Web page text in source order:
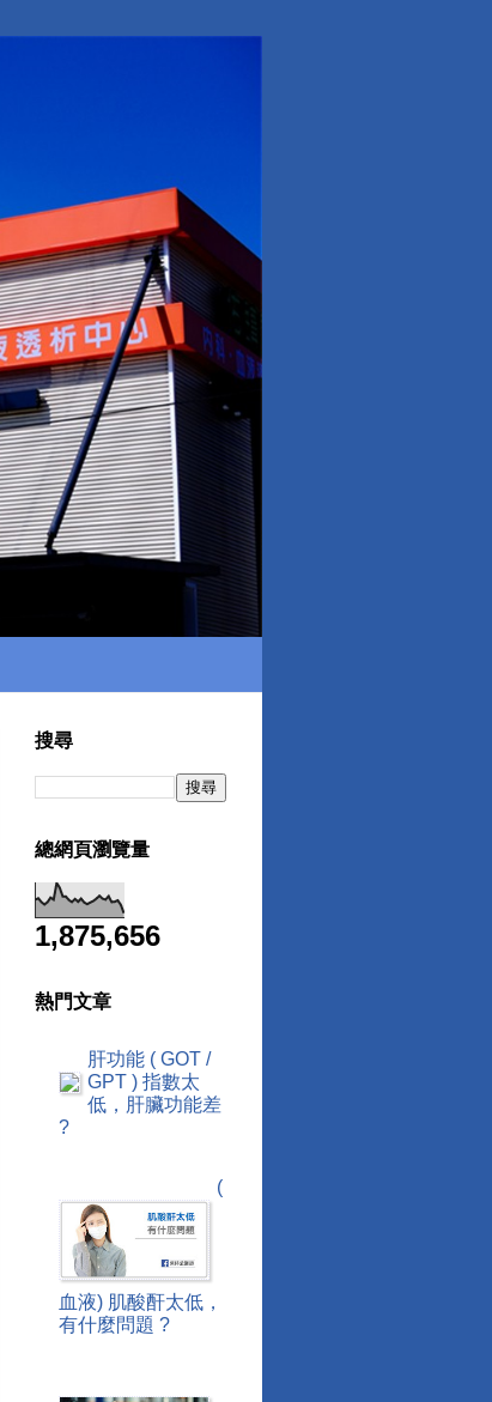
搜尋
總網頁瀏覽量
1,875,656
熱門文章
肝功能 ( GOT /
GPT ) 指數太
低，肝臟功能差
?
(
血液) 肌酸酐太低，
有什麼問題 ?